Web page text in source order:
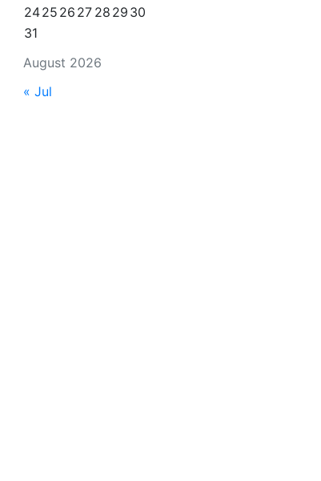
August 2026
2425 26 27 28 29 30
31
« Jul